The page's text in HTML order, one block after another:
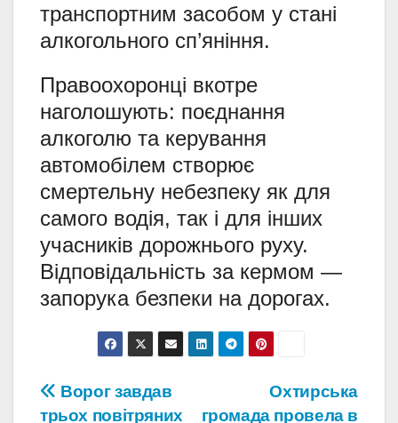
транспортним засобом у стані
алкогольного сп’яніння.
Правоохоронці вкотре
наголошують: поєднання
алкоголю та керування
автомобілем створює
смертельну небезпеку як для
самого водія, так і для інших
учасників дорожнього руху.
Відповідальність за кермом —
запорука безпеки на дорогах.
Навігація
Охтирська
громада провела в
Ворог завдав
трьох повітряних